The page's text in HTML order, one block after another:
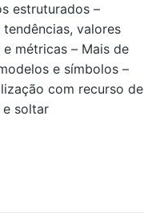
estruturados –
valores
métricas – Mais de
e símbolos –
com recurso de
soltar